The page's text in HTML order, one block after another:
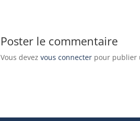
Poster le commentaire
Vous devezvous connecter pour publier